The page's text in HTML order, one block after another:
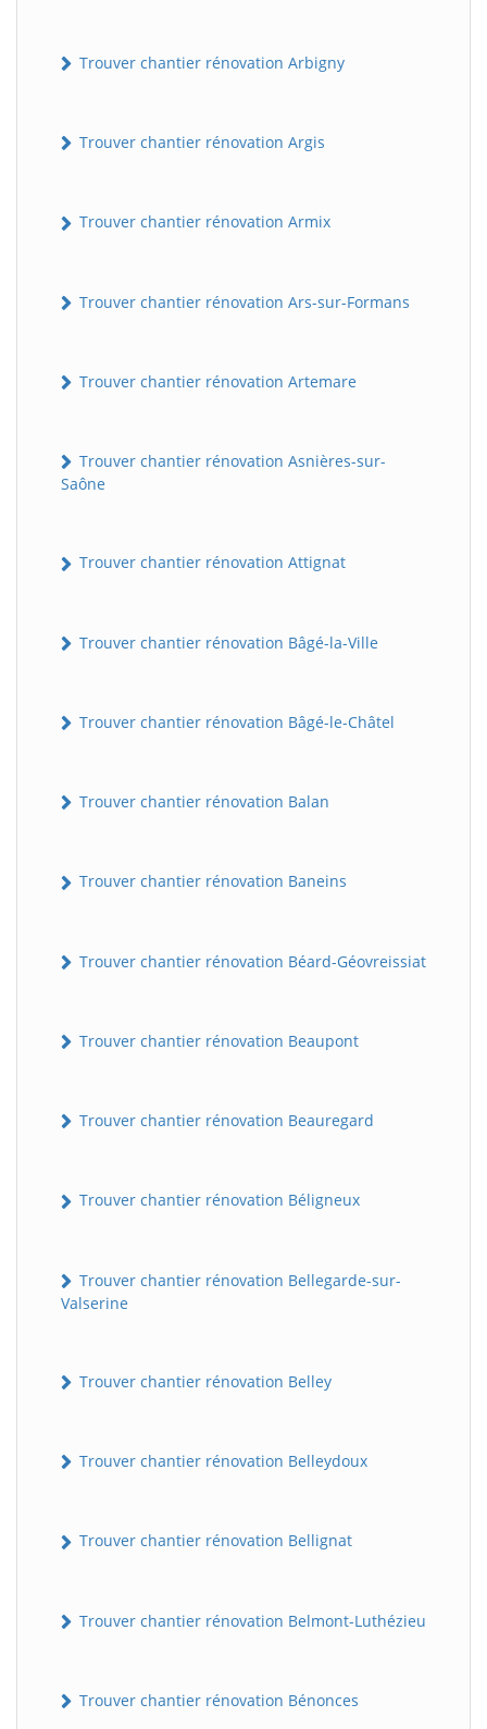
Trouver chantier rénovation Arbigny
Trouver chantier rénovation Argis
Trouver chantier rénovation Armix
Trouver chantier rénovation Ars-sur-Formans
Trouver chantier rénovation Artemare
Trouver chantier rénovation Asnières-sur-
Saône
Trouver chantier rénovation Attignat
Trouver chantier rénovation Bâgé-la-Ville
Trouver chantier rénovation Bâgé-le-Châtel
Trouver chantier rénovation Balan
Trouver chantier rénovation Baneins
Trouver chantier rénovation Béard-Géovreissiat
Trouver chantier rénovation Beaupont
Trouver chantier rénovation Beauregard
Trouver chantier rénovation Béligneux
Trouver chantier rénovation Bellegarde-sur-
Valserine
Trouver chantier rénovation Belley
Trouver chantier rénovation Belleydoux
Trouver chantier rénovation Bellignat
Trouver chantier rénovation Belmont-Luthézieu
Trouver chantier rénovation Bénonces